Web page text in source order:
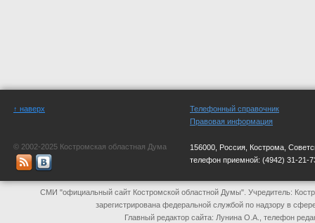
↑ наверх
© 2002-2025 Костромская областная Дума
Телефонный справочник
Правовая информация
156000, Россия, Кострома,
телефон приемной: (4942) 31-21-
СМИ "официальный сайт Костромской областной Думы". Учредитель:
зарегистрирована федеральной службой по надзору в
Главный редактор сайта: Лунина О.А., телефон